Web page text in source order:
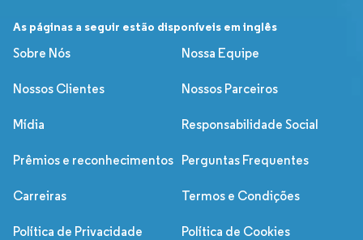
As páginas a seguir estão disponíveis em inglês
Sobre Nós
Nossa Equipe
Nossos Clientes Nossos Parceiros
Mídia Responsabilidade Social
Prêmios e reconhecimentos Perguntas Frequentes
Carreiras Termos e Condições
Política de Privacidade Política de Cookies